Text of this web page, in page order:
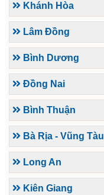
Khánh Hòa
Lâm Đồng
Bình Dương
Đồng Nai
Bình Thuận
Bà Rịa - Vũng Tàu
Long An
Kiên Giang